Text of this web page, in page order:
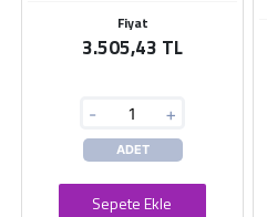
Fiyat
3.505,43 TL
- +
ADET
Sepete Ekle